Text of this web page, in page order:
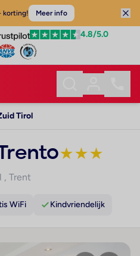
korting! Meer info
4.8/5.0
Tirol
★★★
, Trent
WiFi Kindvriendelijk